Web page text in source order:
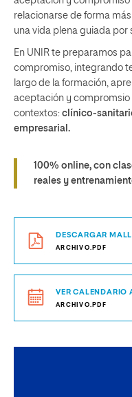
relacionarse de forma
una vida plena guiada por
En UNIR te preparamos
compromiso, integrando
largo de la formación,
aceptación y compromsio
contextos: clínico-
empresarial.
100% online, con
reales y
DESCARGAR
ARCHIVO.PDF
VER CALENDARIO
ARCHIVO.PDF